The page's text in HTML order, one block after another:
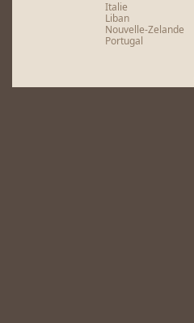
Italie
Liban
Nouvelle-Zelande
Portugal